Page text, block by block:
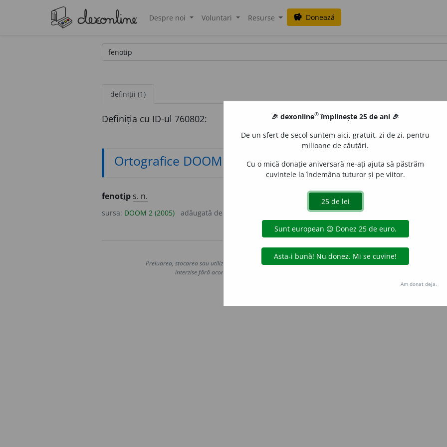
Despre noi Voluntari Resurse savings Donează
definiții (1)
Definiția cu ID-ul 760802:
Ortografice DOOM
fenotip s. n.
sursa: DOOM 2 (2005) adăugată de
Copyright © 2004-2026 dexonline (https://dexonline.ro)
Preluarea, stocarea sau utilizarea datelor de pe acest site, inclusiv prin orice metode de extragere automată
interzise fără acordul nostru prealabil scris, cu excepția seturilor de date oferite oficial spre utilizare
Hosterion
🎉 dexonline® împlinește 25 de ani 🎉
De un sfert de secol suntem aici, gratuit, zi de zi, pentru
milioane de căutări.
Cu o mică donație aniversară ne-ați ajuta să păstrăm
cuvintele la îndemâna tuturor și pe viitor.
Am donat deja.